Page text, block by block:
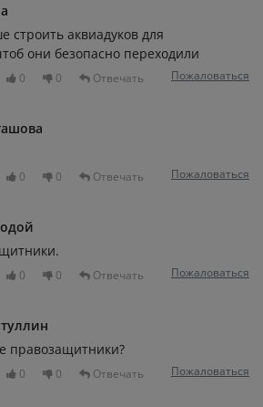
строить аквиадуков для
они безопасно переходили
0 0 Отвечать Пожаловаться
0 0 Отвечать Пожаловаться
0 0 Отвечать Пожаловаться
правозащитники?
0 0 Отвечать Пожаловаться